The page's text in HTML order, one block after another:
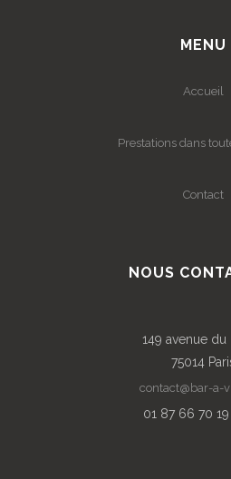
MENU
Accueil
Prestations dans
Contact
NOUS
149 avenue du
75014
contact@bar-a-
01 87 66 70